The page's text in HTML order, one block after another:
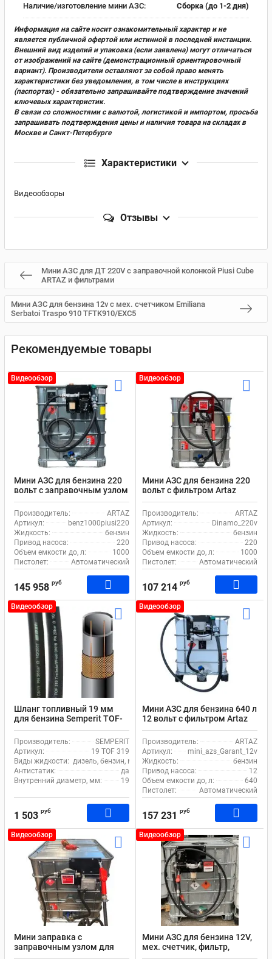
Наличие/изготовление мини АЗС: Сборка (до 1-2 дня)
Информация на сайте носит ознакомительный характер и не
является публичной офертой или истинной в последней инстанции.
Внешний вид изделий и упаковка (если заявлена) могут отличаться
от изображений на сайте (демонстрационный ориентировочный
вариант). Производители оставляют за собой право менять
характеристики без уведомления, в том числе в инструкциях
(паспортах) - обязательно запрашивайте подтверждение значений
ключевых характеристик.
В связи со сложностями с валютой, логистикой и импортом, просьба
запрашивать подтверждения цены и наличия товара на складах в
Москве и Санкт-Петербурге
Характеристики
Видеообзоры
Отзывы
Мини АЗС для ДТ 220V с заправочной колонкой Piusi Cube
ARTAZ и фильтрами
Мини АЗС для бензина 12v с мех. счетчиком Emiliana
Serbatoi Traspo 910 TFTK910/EXC5
Рекомендуемые товары
Видеообзор
Мини АЗС для бензина 220
вольт с заправочным узлом
Piusi и фильтрами
Производитель:
ARTAZ
Артикул:
benz1000piusi220
Жидкость:
бензин
Привод насоса:
220
Объем емкости до, л:
1000
Пистолет:
Автоматический
145 958 руб
Видеообзор
Мини АЗС для бензина 220
вольт с фильтром Artaz
Dinamo_220v
Производитель:
ARTAZ
Артикул:
Dinamo_220v
Жидкость:
бензин
Привод насоса:
220
Объем емкости до, л:
1000
Пистолет:
Автоматический
107 214 руб
Видеообзор
Шланг топливный 19 мм
для бензина Semperit TOF-
319
Производитель:
SEMPERIT
Артикул:
19 TOF 319
Виды жидкости: дизель, бензин, масло, спирт
Антистатик:
да
Внутренний диаметр, мм:
19
1 503 руб
Видеообзор
Мини АЗС для бензина 640 л
12 вольт с фильтром Artaz
Garant_12v
Производитель:
ARTAZ
Артикул:
mini_azs_Garant_12v
Жидкость:
бензин
Привод насоса:
12
Объем емкости до, л:
640
Пистолет:
Автоматический
157 231 руб
Видеообзор
Мини заправка с
заправочным узлом для
бензина 12в Artaz
Видеообзор
Мини АЗС для бензина 12V,
мех. счетчик, фильтр,
сепаратор, авт. пистолет